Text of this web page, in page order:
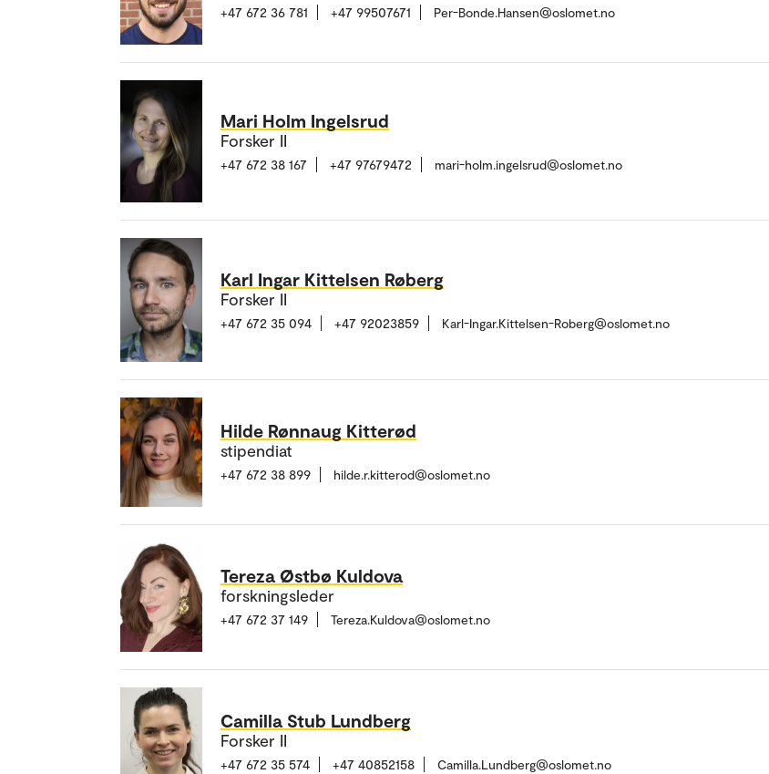
+47 672 36 781 +47 99507671 Per-Bonde.Hansen@oslomet.no
Mari Holm Ingelsrud
Forsker II
+47 672 38 167 +47 97679472 mari-holm.ingelsrud@oslomet.no
Karl Ingar Kittelsen Røberg
Forsker II
+47 672 35 094 +47 92023859 Karl-Ingar.Kittelsen-Roberg@oslomet.no
Hilde Rønnaug Kitterød
stipendiat
+47 672 38 899 hilde.r.kitterod@oslomet.no
Tereza Østbø Kuldova
forskningsleder
+47 672 37 149 Tereza.Kuldova@oslomet.no
Camilla Stub Lundberg
Forsker II
+47 672 35 574 +47 40852158 Camilla.Lundberg@oslomet.no